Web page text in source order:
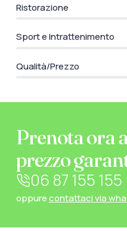
Ristorazione
Sport e Intrattenimento
Qualità/Prezzo
Prenota ora
prezzo
06 87 155 155
oppurecontattaci via